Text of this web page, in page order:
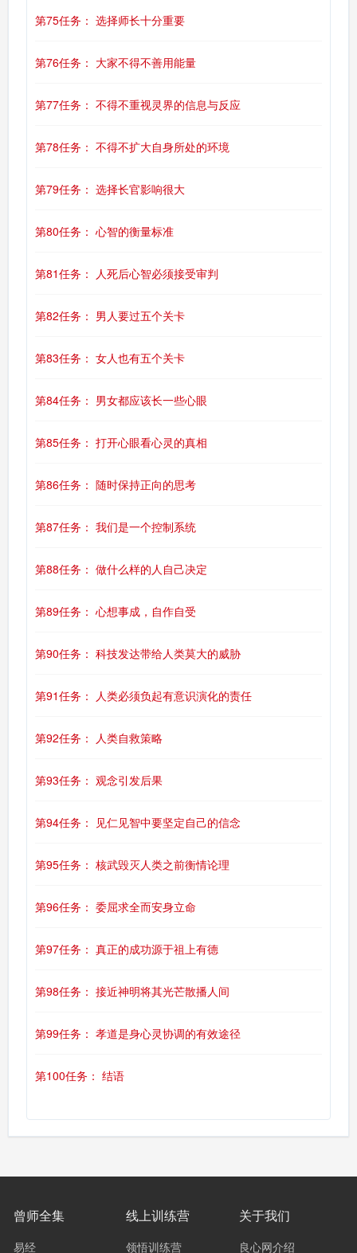
第75任务： 选择师长十分重要
第76任务： 大家不得不善用能量
第77任务： 不得不重视灵界的信息与反应
第78任务： 不得不扩大自身所处的环境
第79任务： 选择长官影响很大
第80任务： 心智的衡量标准
第81任务： 人死后心智必须接受审判
第82任务： 男人要过五个关卡
第83任务： 女人也有五个关卡
第84任务： 男女都应该长一些心眼
第85任务： 打开心眼看心灵的真相
第86任务： 随时保持正向的思考
第87任务： 我们是一个控制系统
第88任务： 做什么样的人自己决定
第89任务： 心想事成，自作自受
第90任务： 科技发达带给人类莫大的威胁
第91任务： 人类必须负起有意识演化的责任
第92任务： 人类自救策略
第93任务： 观念引发后果
第94任务： 见仁见智中要坚定自己的信念
第95任务： 核武毁灭人类之前衡情论理
第96任务： 委屈求全而安身立命
第97任务： 真正的成功源于祖上有德
第98任务： 接近神明将其光芒散播人间
第99任务： 孝道是身心灵协调的有效途径
第100任务： 结语
曾师全集
易经
线上训练营
领悟训练营
关于我们
良心网介绍